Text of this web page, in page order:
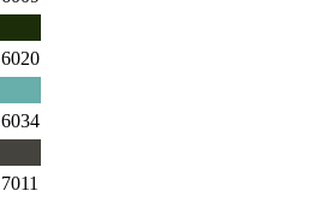
6020
6034
7011